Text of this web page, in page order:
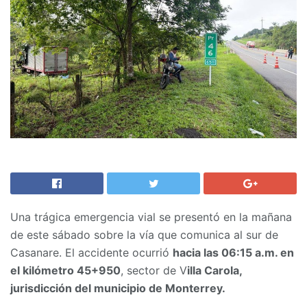
Una trágica emergencia vial se presentó en la mañana
de este sábado sobre la vía que comunica al sur de
Casanare. El accidente ocurrió hacia las 06:15 a.m. en
el kilómetro 45+950, sector de Villa Carola,
jurisdicción del municipio de Monterrey.